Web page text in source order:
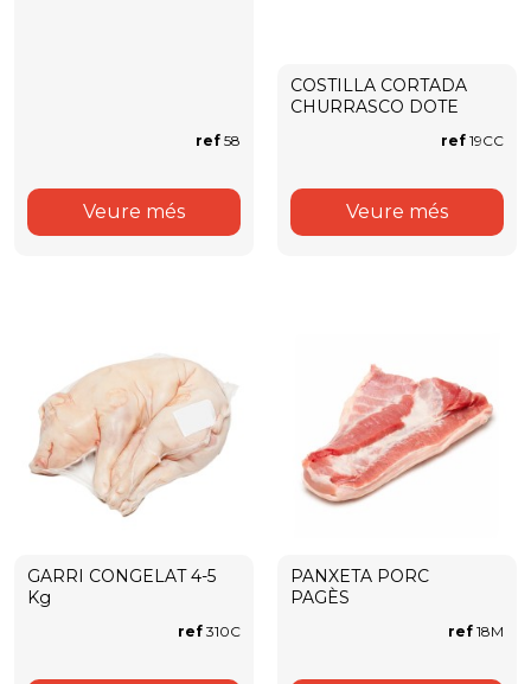
ref 58
Veure més
COSTILLA CORTADA
CHURRASCO DOTE
ref 19CC
Veure més
GARRI CONGELAT 4-5
Kg
ref 310C
PANXETA PORC
PAGÈS
ref 18M